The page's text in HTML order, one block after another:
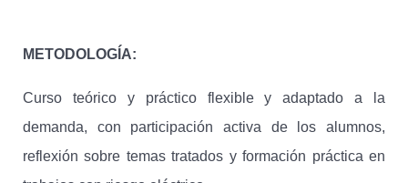
METODOLOGÍA:
Curso teórico y práctico flexible y adaptado a la
demanda, con participación activa de los alumnos,
reflexión sobre temas tratados y formación práctica en